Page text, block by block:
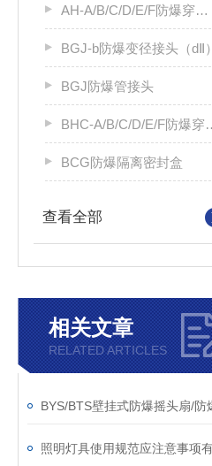
AH-A/B/C/D/E/F防爆穿线盒防爆接线盒
BGJ-b防爆变径接头（dⅡ）
BGJ防爆管接头
BHC-A/B/C/D/E/F防爆穿线盒
BCG防爆隔离密封盒
查看全部
相关文章
RELATED ARTICLES